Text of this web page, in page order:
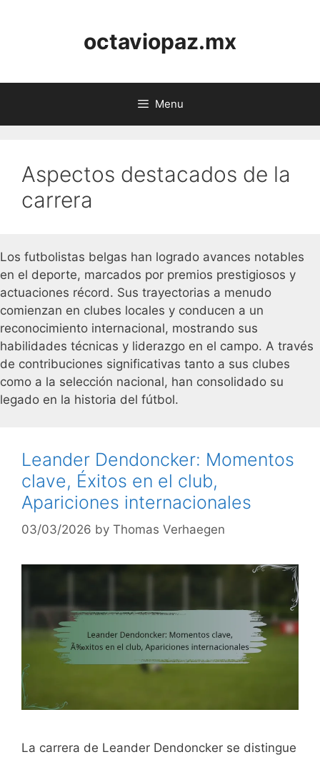
octaviopaz.mx
Menu
Aspectos destacados de la
carrera
Los futbolistas belgas han logrado avances notables
en el deporte, marcados por premios prestigiosos y
actuaciones récord. Sus trayectorias a menudo
comienzan en clubes locales y conducen a un
reconocimiento internacional, mostrando sus
habilidades técnicas y liderazgo en el campo. A través
de contribuciones significativas tanto a sus clubes
como a la selección nacional, han consolidado su
legado en la historia del fútbol.
Leander Dendoncker: Momentos
clave, Éxitos en el club,
Apariciones internacionales
03/03/2026 by Thomas Verhaegen
La carrera de Leander Dendoncker se distingue